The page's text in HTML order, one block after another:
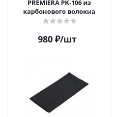
PREMIERA PK-106 из
карбонового волокна
980 ₽/шт